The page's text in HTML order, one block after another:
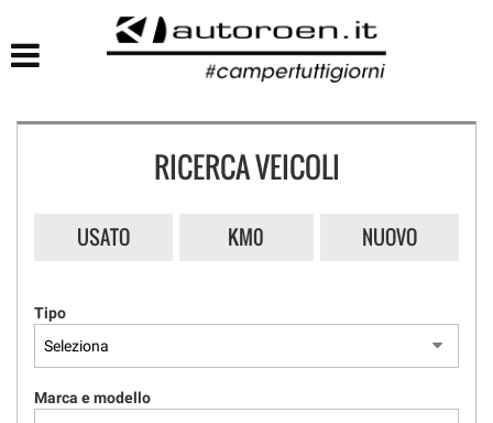
RICERCA VEICOLI
USATO KM0 NUOVO
Tipo
Marca e modello